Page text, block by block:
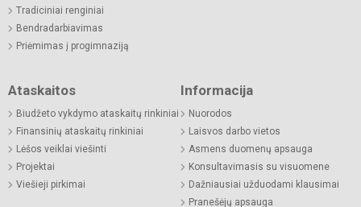
Tradiciniai renginiai
Bendradarbiavimas
Priėmimas į progimnaziją
Ataskaitos
Biudžeto vykdymo ataskaitų rinkiniai
Finansinių ataskaitų rinkiniai
Lėšos veiklai viešinti
Projektai
Viešieji pirkimai
Informacija
Nuorodos
Laisvos darbo vietos
Asmens duomenų apsauga
Konsultavimasis su visuomene
Dažniausiai užduodami klausimai
Pranešėjų apsauga